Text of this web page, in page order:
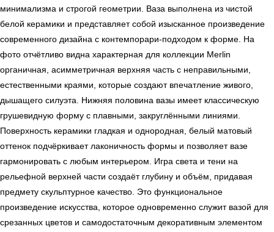
минимализма и строгой геометрии. Ваза выполнена из чистой
белой керамики и представляет собой изысканное произведение
современного дизайна с контемпорари-подходом к форме. На
фото отчётливо видна характерная для коллекции Merlin
органичная, асимметричная верхняя часть с неправильными,
естественными краями, которые создают впечатление живого,
дышащего силуэта. Нижняя половина вазы имеет классическую
грушевидную форму с плавными, закруглёнными линиями.
Поверхность керамики гладкая и однородная, белый матовый
оттенок подчёркивает лаконичность формы и позволяет вазе
гармонировать с любым интерьером. Игра света и тени на
рельефной верхней части создаёт глубину и объём, придавая
предмету скульптурное качество. Это функциональное
произведение искусства, которое одновременно служит вазой для
срезанных цветов и самодостаточным декоративным элементом